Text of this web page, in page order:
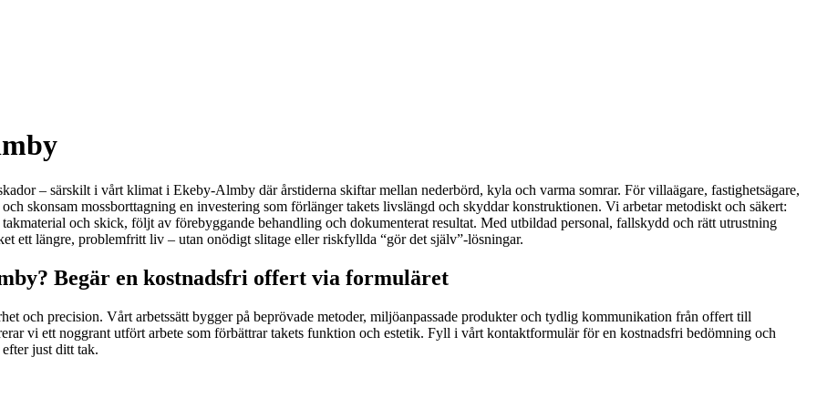
– särskilt i vårt klimat i Ekeby-Almby där årstiderna skiftar mellan nederbörd, kyla och varma somrar. För villaägare, fastighetsägare,
skonsam mossborttagning en investering som förlänger takets livslängd och skyddar konstruktionen. Vi arbetar metodiskt och säkert:
och skick, följt av förebyggande behandling och dokumenterat resultat. Med utbildad personal, fallskydd och rätt utrustning
ett längre, problemfritt liv – utan onödigt slitage eller riskfyllda “gör det själv”-lösningar.
Begär en kostnadsfri offert via formuläret
och precision. Vårt arbetssätt bygger på beprövade metoder, miljöanpassade produkter och tydlig kommunikation från offert till
vi ett noggrant utfört arbete som förbättrar takets funktion och estetik. Fyll i vårt kontaktformulär för en kostnadsfri bedömning och
just ditt tak.